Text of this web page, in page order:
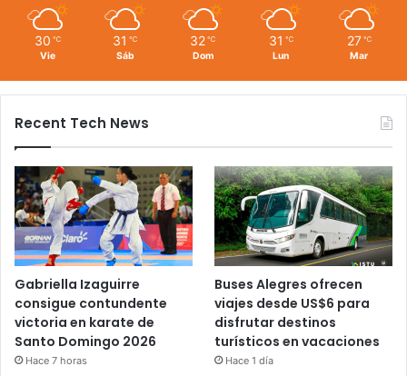
30 ℃
Vie
31 ℃
Sáb
32 ℃
Dom
31 ℃
Lun
27 ℃
Mar
Recent Tech News
Gabriella Izaguirre
consigue contundente
victoria en karate de
Santo Domingo 2026
Hace 7 horas
Buses Alegres ofrecen
viajes desde US$6 para
disfrutar destinos
turísticos en vacaciones
Hace 1 día